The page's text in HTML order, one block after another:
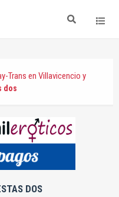
Trans en Villavicencio y
dos
DOS